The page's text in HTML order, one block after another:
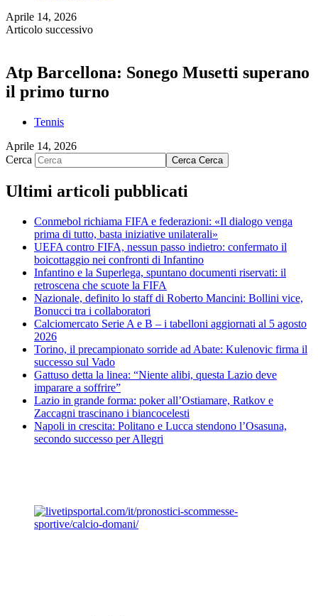
Aprile 14, 2026
Articolo successivo
Atp Barcellona: Sonego Musetti superano
il primo turno
Tennis
Aprile 14, 2026
Cerca
Cerca Cerca
Ultimi articoli pubblicati
Conmebol richiama FIFA e federazioni: «Il dialogo venga
prima di tutto, basta iniziative unilaterali»
UEFA contro FIFA, nessun passo indietro: confermato il
boicottaggio nei confronti di Infantino
Infantino e la Superlega, spuntano documenti riservati: il
retroscena che scuote la FIFA
Nazionale, definito lo staff di Roberto Mancini: Bollini vice,
Bonucci tra i collaboratori
Calciomercato Serie A e B – i tabelloni aggiornati al 5 agosto
2026
Torino, il precampionato sorride ad Abate: Kulenovic firma il
successo sul Vado
Gattuso detta la linea: “Niente alibi, questa Lazio deve
imparare a soffrire”
Lazio in grande forma: poker all’Ostiamare, Ratkov e
Zaccagni trascinano i biancocelesti
Napoli in crescita: Politano e Lucca stendono l’Osasuna,
secondo successo per Allegri